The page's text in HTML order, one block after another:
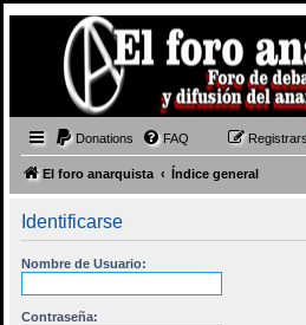
Donations FAQ
El foro anarquista Índice general
Identificarse
Nombre de Usuario:
Contraseña: